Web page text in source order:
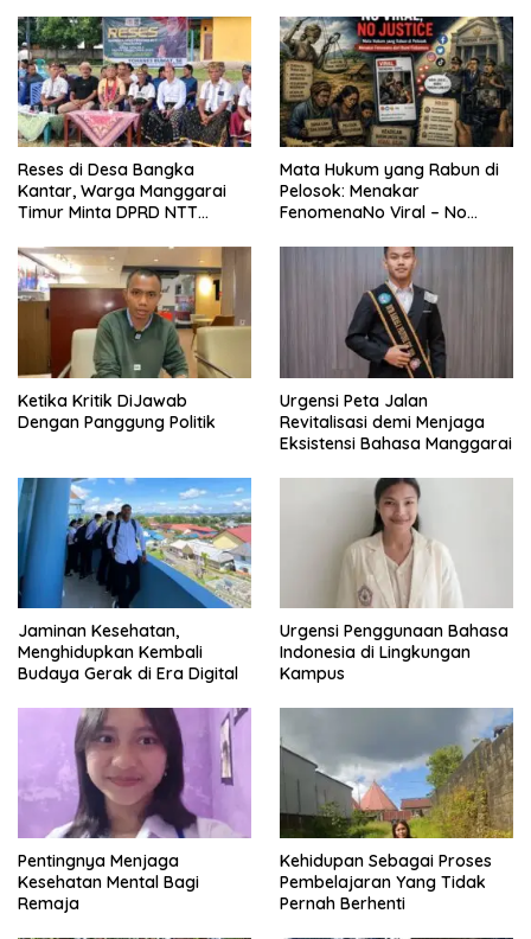
Reses di Desa Bangka
Kantar, Warga Manggarai
Timur Minta DPRD NTT
Pergub Larangan Beli BBM
Bersubsidi Bagi Penunggak
Pajak
Mata Hukum yang Rabun di
Pelosok: Menakar
FenomenaNo Viral – No
Ketika Kritik DiJawab
Dengan Panggung Politik
Urgensi Peta Jalan
Revitalisasi demi Menjaga
Eksistensi Bahasa Manggarai
Jaminan Kesehatan,
Menghidupkan Kembali
Budaya Gerak di Era Digital
Urgensi Penggunaan Bahasa
Indonesia di Lingkungan
Kampus
Pentingnya Menjaga
Kesehatan Mental Bagi
Remaja
Kehidupan Sebagai Proses
Pembelajaran Yang Tidak
Pernah Berhenti